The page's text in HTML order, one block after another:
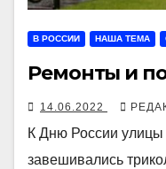
В РОССИИ НАША ТЕМА
Ремонты и
14.06.2022
К Дню России
завешивались